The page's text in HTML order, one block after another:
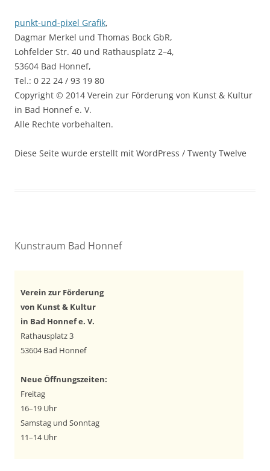
punkt-und-pixel Grafik,
Dagmar Merkel und Thomas Bock GbR,
Lohfelder Str. 40 und Rathausplatz 2–4,
53604 Bad Honnef,
Tel.: 0 22 24 / 93 19 80
Copyright © 2014 Verein zur Förderung von Kunst & Kultur
in Bad Honnef e. V.
Alle Rechte vorbehalten.
Diese Seite wurde erstellt mit WordPress / Twenty Twelve
Kunstraum Bad Honnef
Verein zur Förderung
von Kunst & Kultur
in Bad Honnef e. V.
Rathausplatz 3
53604 Bad Honnef
Neue Öffnungszeiten:
Freitag
16–19 Uhr
Samstag und Sonntag
11–14 Uhr